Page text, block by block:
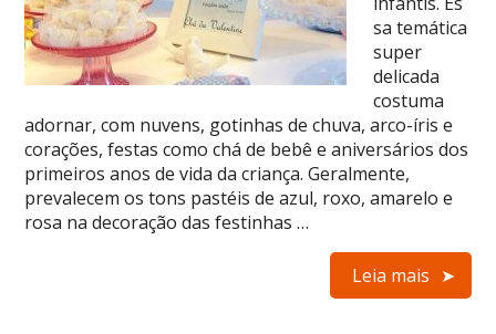
sa temática
super
delicada
costuma
adornar, com nuvens, gotinhas de chuva, arco-íris e
corações, festas como chá de bebê e aniversários dos
primeiros anos de vida da criança. Geralmente,
prevalecem os tons pastéis de azul, roxo, amarelo e
rosa na decoração das festinhas …
Leia mais